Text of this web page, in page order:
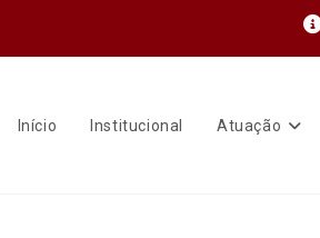
Início Institucional Atuação